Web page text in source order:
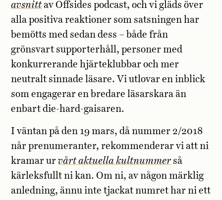
avsnittav Offsides podcast, och vi gläds över
alla positiva reaktioner som satsningen har
bemötts med sedan dess – både från
grönsvart supporterhåll, personer med
konkurrerande hjärteklubbar och mer
neutralt sinnade läsare. Vi utlovar en inblick
som engagerar en bredare läsarskara än
enbart die-hard-gaisaren.
I väntan på den 19 mars, då nummer 2/2018
når prenumeranter, rekommenderar vi att ni
kramar urvårt aktuella kultnummer så
kärleksfullt ni kan. Om ni, av någon märklig
anledning, ännu inte tjackat numret har ni ett